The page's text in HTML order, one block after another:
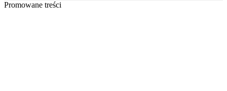
Promowane treści